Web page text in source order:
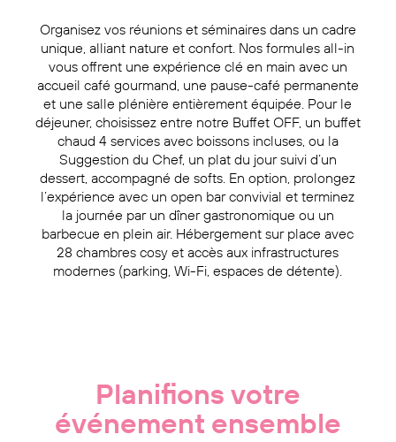
Organisez vos réunions et séminaires dans un cadre
unique, alliant nature et confort. Nos formules all-in
vous offrent une expérience clé en main avec un
accueil café gourmand, une pause-café permanente
et une salle plénière entièrement équipée. Pour le
déjeuner, choisissez entre notre Buffet OFF, un buffet
chaud 4 services avec boissons incluses, ou la
Suggestion du Chef, un plat du jour suivi d’un
dessert, accompagné de softs. En option, prolongez
l’expérience avec un open bar convivial et terminez
la journée par un dîner gastronomique ou un
barbecue en plein air. Hébergement sur place avec
28 chambres cosy et accès aux infrastructures
modernes (parking, Wi-Fi, espaces de détente).
Planifions votre
événement ensemble